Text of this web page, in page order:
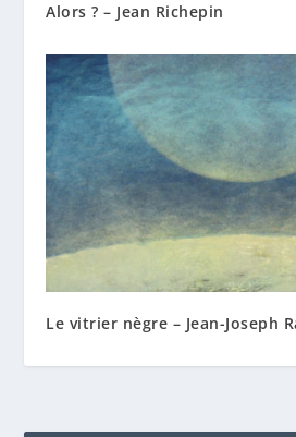
Alors ? – Jean Richepin
Le vitrier nègre – Jean-Joseph